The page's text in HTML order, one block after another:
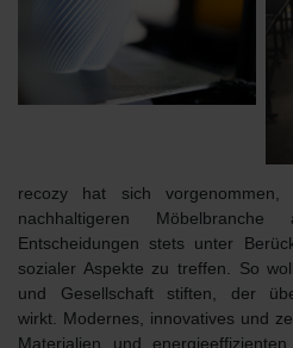
recozy hat sich
nachhaltigeren
Entscheidungen stets unter
sozialer Aspekte zu treffen. So
und Gesellschaft stiften, der
wirkt. Modernes, innovatives und
Materialien und